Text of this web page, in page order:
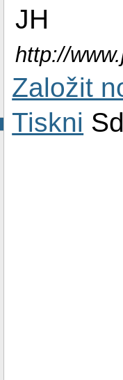
JH
http://
Založit
Tiskni